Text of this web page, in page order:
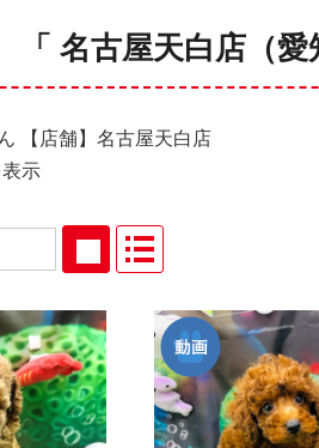
「 名古屋天白店（
【店舗】名古屋天白店
示